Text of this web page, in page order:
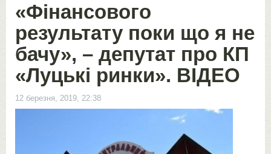
«Фінансового
результату поки що я не
бачу», – депутат про КП
«Луцькі ринки». ВІДЕО
12 березня, 2019, 22:38